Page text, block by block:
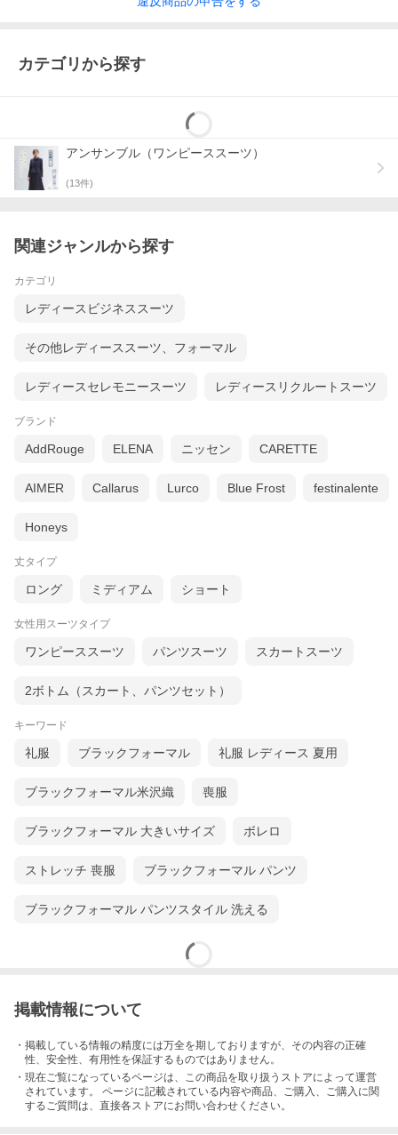
生地の色や質感について
が、パソコンや携帯電話のディスプレイの違いなどにより、実際
の色・質感と異なって見える場合がございます。あらかじめご了
カテゴリから探す
アンサンブル（ワンピーススーツ）
(13件)
関連ジャンルから探す
カテゴリ
レディースビジネススーツ
その他レディーススーツ、フォーマル
レディースセレモニースーツ レディースリクルートスーツ
ブランド
AddRouge ELENA ニッセン CARETTE
AIMER Callarus Lurco Blue Frost festinalente
Honeys
丈タイプ
ロング ミディアム ショート
女性用スーツタイプ
ワンピーススーツ パンツスーツ スカートスーツ
2ボトム（スカート、パンツセット）
キーワード
礼服 ブラックフォーマル 礼服 レディース 夏用
ブラックフォーマル米沢織 喪服
ブラックフォーマル 大きいサイズ ボレロ
ストレッチ 喪服 ブラックフォーマル パンツ
ブラックフォーマル パンツスタイル 洗える
掲載情報について
・掲載している情報の精度には万全を期しておりますが、その内容の正確
性、安全性、有用性を保証するものではありません。
・現在ご覧になっているページは、この商品を取り扱うストアによって運営
されています。 ページに記載されている内容や商品、ご購入 、ご購入に関
するご質問は、直接各ストアにお問い合わせください。